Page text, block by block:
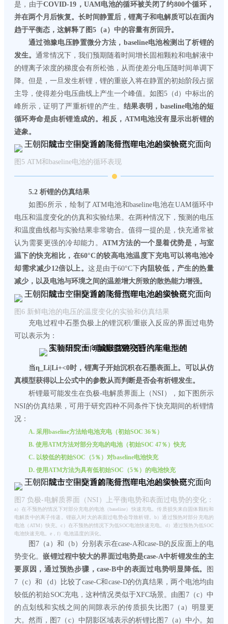
是，由于COVID-19，UAM电池的循环被关闭了约800个循环，
并在两个月后恢复。长时间静置后，锂离子和电解质可以在面内
趋于平衡态，这解释了图5（a）中的容量有所回升。
通过弛豫电压静置微分方法，baseline电池检测出了析锂的
发生。 通常情况下，我们预期随着时间增长固相颗粒和电解液中
的锂离子浓度的梯度会有所松弛，从而使差分电压随时间单调下
降。但是，一旦发生析锂，锂的重嵌入将在静置的初始阶段占据
主导，使得差分电压曲线上产生一个峰值。如图5（d）中标出的
峰所示，证明了严重析锂的产生。 结果表明，baseline电池的短
循环寿命是由析锂造成的。相反，ATM电池没有显示出析锂的
迹象。
图5 ATM和baseline电池的循环表现
5.2 析锂的仿真结果
如图6所示，绘制了ATM电池和baseline电池在UAM循环中
电压和温度变化的仿真和实验结果。在两种情况下，预测的电压
和温度曲线都与实验结果非常吻合。值得一提的是，快充通常被
认为需要更强的冷却能力。ATM方法的一个显着优势是，与室
温下的快充相比，在60°C的较高电池温度下充电可以将电池冷
却需求减少12倍以上。这是由于60°C下内阻较低，产生的热量
减少，以及电池与环境之间的温差增大所致的散热能力增强。
图6 新鲜电池的电压的温度变化的实验和仿真结果
充电过程中石墨负极上的锂沉积/重嵌入反应的界面过电势
可以表示为：
当η_Li|Li+<0时，锂离子开始沉积在石墨表面上。可以从仿
真模型获得以上公式中的参数从而判断是否会有析锂发生。
析锂最可能发生在负极-电解质界面上（NSI），如下图所示
NSI的仿真结果，可用于研究四种不同条件下快充期间的析锂情
况：
A. 采用baseline方法给电池充电（初始SOC 36％）
B. 使用ATM方法对部分充电的电池（初始SOC 47％）快充
C. 以较低的初始SOC（5％）对baseline电池快充
D. 使用ATM方法为具有低初始SOC（5％）的电池快充
图7 负极-电解质界面（NSI）上平衡电势和表面过电势的变化：
a）在不预热的情况下对部分充电的电池（baseline）快速充电。传质损失来自固体颗粒和
电解质中的离子传递。锂嵌入时大的表面过电势会导致析锂。b）通过预热对部分充电的
电池（ATM）快充。c）在不预热的情况下为低SOC电池快速充电。d）通过预热为低SOC
电池快速充电。e，f）电池温度的演化。
图7（a）和（b）分别表示在case-A和case-B的反应面上的电
势变化。嵌锂过程中较大的界面过电势是case-A中析锂发生的主
要原因，通过预热步骤，case-B中的表面过电势明显降低。
图
7（c）和（d）比较了case-C和case-D的仿真结果，两个电池均由
较低的初始SOC充电，这种情况类似于XFC场景。由图7（c）中
的点划线和实线之间的间隙表示的传质损失比图7（a）明显更
大。然而，图7（c）中阴影区域表示的析锂比图7（a）中小。如